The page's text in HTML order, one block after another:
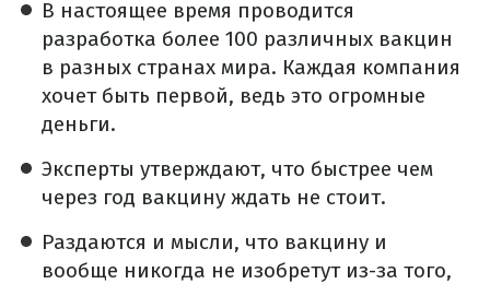
В настоящее время проводится
разработка более 100 различных вакцин
в разных странах мира. Каждая компания
хочет быть первой, ведь это огромные
деньги.
Эксперты утверждают, что быстрее чем
через год вакцину ждать не стоит.
Раздаются и мысли, что вакцину и
вообще никогда не изобретут из-за того,